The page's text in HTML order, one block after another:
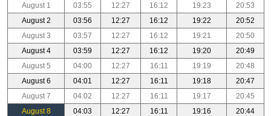
August 1
03:55 12:27 16:12 19:23
20:53
August 2
03:56 12:27 16:12 19:22
20:52
August 3
03:57 12:27 16:12 19:21
20:50
August 4
03:59 12:27 16:12 19:20
20:49
August 5
04:00 12:27 16:11 19:19
20:48
August 6
04:01 12:27 16:11 19:18
20:47
August 7
04:02 12:27 16:11 19:17
20:45
August 8
04:03 12:27 16:11 19:16
20:44